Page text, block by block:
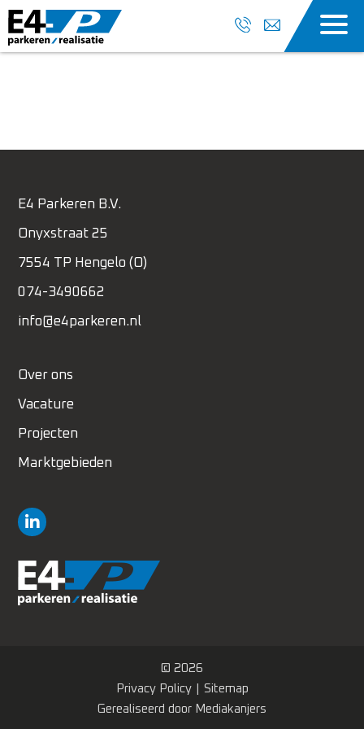
E4 Parkeren B.V.
Onyxstraat 25
7554 TP Hengelo (O)
074-3490662
info@e4parkeren.nl
Over ons
Vacature
Projecten
Marktgebieden
© 2026
Privacy Policy
Sitemap
Gerealiseerd door Mediakanjers